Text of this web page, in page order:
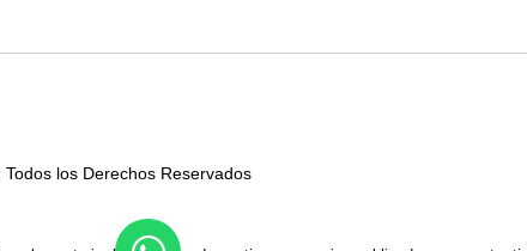
los Derechos Reservados